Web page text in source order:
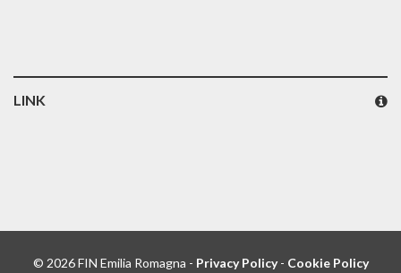
LINK
© 2026 FIN Emilia Romagna - Privacy Policy- Cookie Policy